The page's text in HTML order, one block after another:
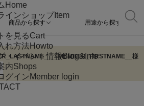
Home
インショップItem
を見るCart
れ方法Howto
・イベント情報Blog&Info
内Shops
グインMember login
商品から探す 用途から探す
__MEMBER_FIRSTNAME__ 様